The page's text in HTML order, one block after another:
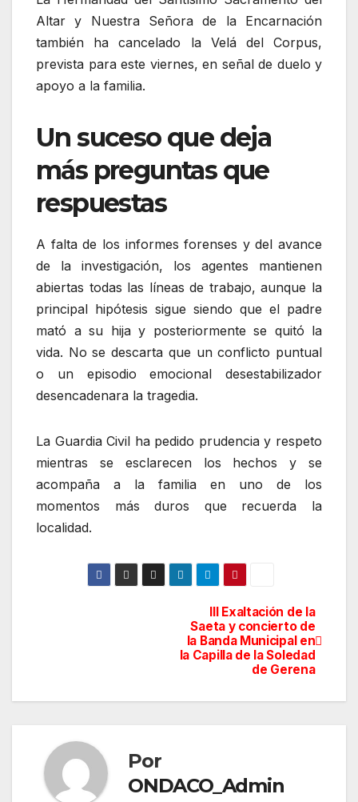
Altar y Nuestra Señora de la Encarnación
también ha cancelado la Velá del Corpus,
prevista para este viernes, en señal de duelo y
apoyo a la familia.
Un suceso que deja
más preguntas que
respuestas
A falta de los informes forenses y del avance
de la investigación, los agentes mantienen
abiertas todas las líneas de trabajo, aunque la
principal hipótesis sigue siendo que el padre
mató a su hija y posteriormente se quitó la
vida. No se descarta que un conflicto puntual
o un episodio emocional desestabilizador
desencadenara la tragedia.
La Guardia Civil ha pedido prudencia y respeto
mientras se esclarecen los hechos y se
acompaña a la familia en uno de los
momentos más duros que recuerda la
localidad.
III Exaltación de la
Saeta y concierto de
la Banda Municipal en
la Capilla de la Soledad
de Gerena
Por
ONDACO_Admin